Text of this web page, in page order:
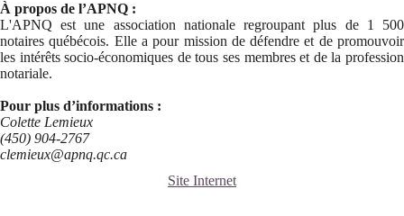
À propos de l’APNQ :
L'APNQ est une association nationale regroupant plus de 1 500
notaires québécois. Elle a pour mission de défendre et de promouvoir
les intérêts socio-économiques de tous ses membres et de la profession
notariale.
Pour plus d’informations :
Colette Lemieux
(450) 904-2767
clemieux@apnq.qc.ca
Site Internet